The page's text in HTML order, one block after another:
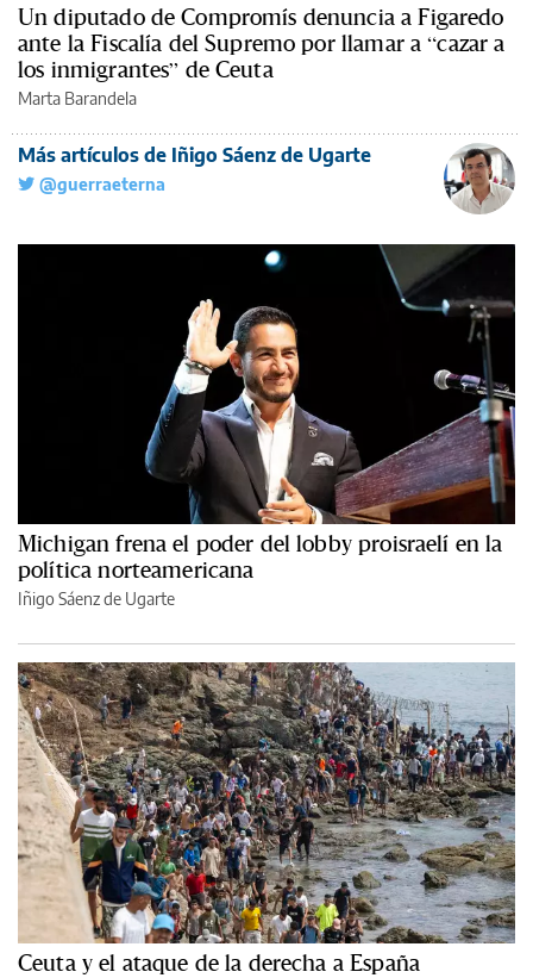
Un diputado de Compromís denuncia a Figaredo
ante la Fiscalía del Supremo por llamar a “cazar a
los inmigrantes” de Ceuta
Marta Barandela
Más artículos de Iñigo Sáenz de Ugarte
@guerraeterna
Michigan frena el poder del lobby proisraelí en la
política norteamericana
Iñigo Sáenz de Ugarte
Ceuta y el ataque de la derecha a España